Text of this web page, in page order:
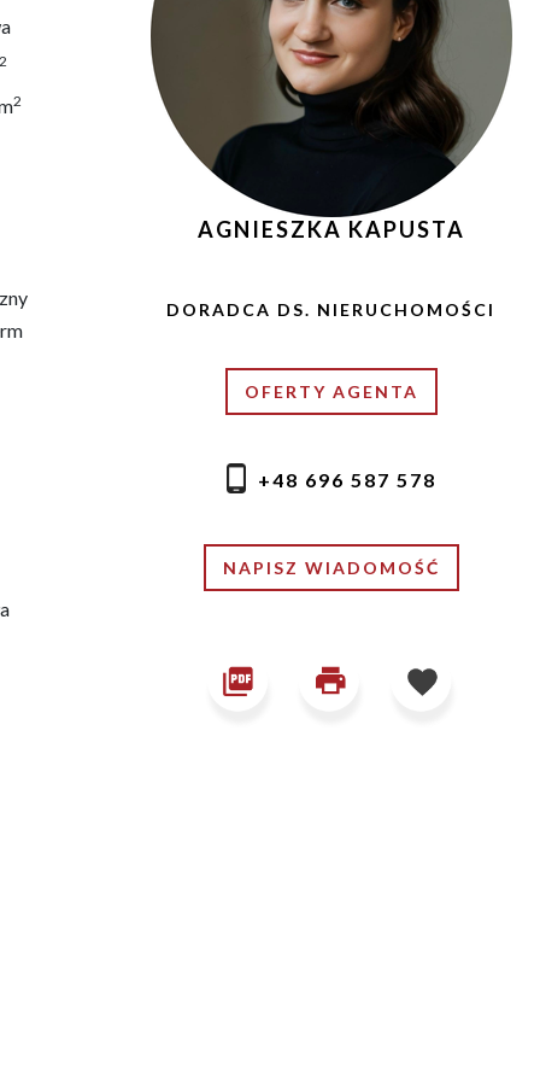
2
2
AGNIESZKA KAPUSTA
DORADCA DS. NIERUCHOMOŚCI
OFERTY AGENTA
+48 696 587 578
NAPISZ WIADOMOŚĆ